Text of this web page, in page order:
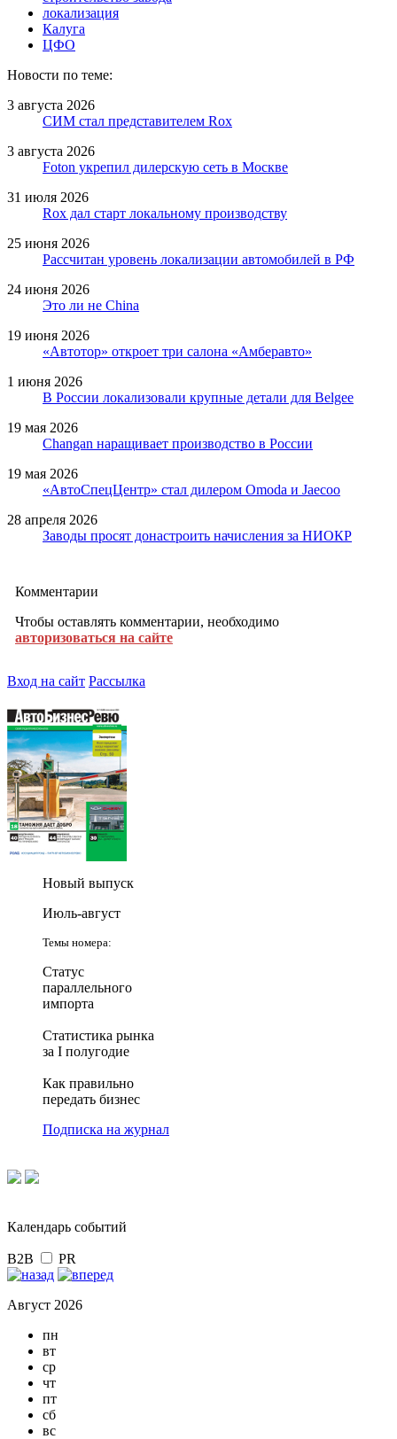
локализация
Калуга
ЦФО
Новости по теме:
3 августа 2026
СИМ стал представителем Rox
3 августа 2026
Foton укрепил дилерскую сеть в Москве
31 июля 2026
Rox дал старт локальному производству
25 июня 2026
Рассчитан уровень локализации автомобилей в РФ
24 июня 2026
Это ли не China
19 июня 2026
«Автотор» откроет три салона «Амберавто»
1 июня 2026
В России локализовали крупные детали для Belgee
19 мая 2026
Changan наращивает производство в России
19 мая 2026
«АвтоСпецЦентр» стал дилером Omoda и Jaecoo
28 апреля 2026
Заводы просят донастроить начисления за НИОКР
Комментарии
Чтобы оставлять комментарии, необходимо
авторизоваться на сайте
Вход на сайт Рассылка
Новый выпуск
Июль-август
Темы номера:
Статус
параллельного
импорта
Статистика рынка
за I полугодие
Как правильно
передать бизнес
Подписка на журнал
Календарь событий
B2B PR
Август 2026
пн
вт
ср
чт
пт
сб
вс